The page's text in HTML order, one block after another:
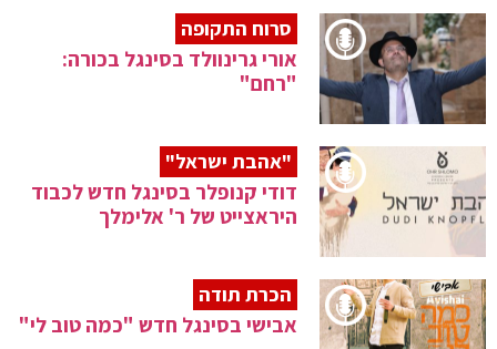
סרוח התקופה
אורי גרינוולד בסינגל בכורה:
"רחם"
"אהבת ישראל"
דודי קנופלר בסינגל חדש לכבוד
היראצייט של ר' אלימלך
הכרת תודה
אבישי בסינגל חדש "כמה טוב לי"